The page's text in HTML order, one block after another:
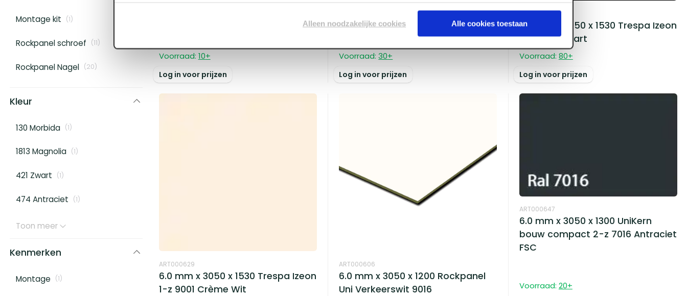
Alleen noodzakelijke cookies Alle cookies toestaan
6.0 mm x 3050 x 1530 Trespa Izeon
Voorraad: 10+
Log in voor prijzen
6.0 mm x 3050 x 1530 Trespa Izeon
1-z 7021 Zwartgrijs
Voorraad: 30+
Log in voor prijzen
ART000630
6.0 mm x 3050 x 1530 Trespa Izeon
1-z 9005 Zwart
Voorraad: 80+
Log in voor prijzen
ART000629
6.0 mm x 3050 x 1530 Trespa Izeon
1-z 9001 Crème Wit
ART000606
6.0 mm x 3050 x 1200 Rockpanel
Uni Verkeerswit 9016
ART000647
6.0 mm x 3050 x 1300 UniKern
bouw compact 2-z 7016 Antraciet
FSC
Voorraad: 20+
Montage kit (1)
Rockpanel schroef (11)
Rockpanel Nagel (20)
Kleur
130 Morbida (1)
1813 Magnolia (1)
421 Zwart (1)
474 Antraciet (1)
Toon meer
Kenmerken
Montage (1)